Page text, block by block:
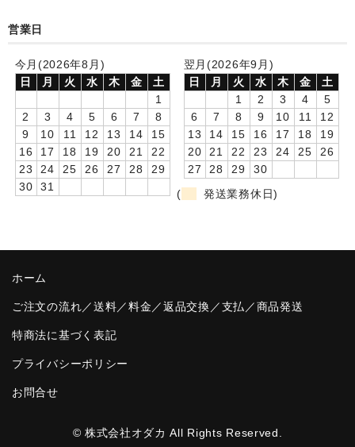
自作オリジナル時計
卒園DVDアルバム
園や先生への贈り物
卒業記念品
音声入りフォトフレームクロック(校歌)
スポーツウォッチ
ポケットウォッチ
営業日
今月(2026年8月)
日
月 火 水 木 金
土
1
2
3 4 5 6 7
8
9
10 11 12 13 14
15
16
17 18 19 20 21
22
23
24 25 26 27 28
29
30
31
翌月(2026年9月)
日
月 火 水 木 金
土
1
2 3 4
5
6
7 8 9 10 11
12
13
14 15 16 17 18
19
20
21 22 23 24 25
26
27
28 29
30
(
発送業務休日)
ホーム
ご注文の流れ／送料／料金／返品交換／支払／商品発送
特商法に基づく表記
プライバシーポリシー
お問合せ
© 株式会社オダカ All Rights Reserved.